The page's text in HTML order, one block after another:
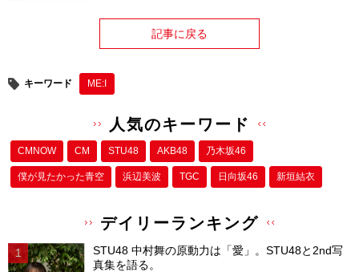
記事に戻る
キーワード ME:I
人気のキーワード
CMNOW CM STU48 AKB48 乃木坂46
僕が⾒たかった⻘空 浜辺美波 TGC 日向坂46 新垣結衣
デイリーランキング
STU48 中村舞の原動力は「愛」。STU48と2nd写
真集を語る。